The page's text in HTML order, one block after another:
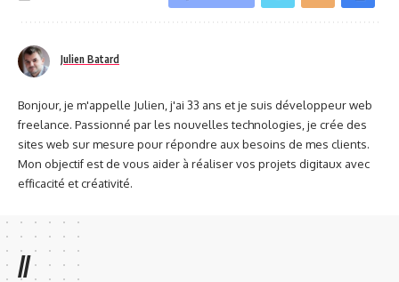
Julien Batard
Bonjour, je m'appelle Julien, j'ai 33 ans et je suis développeur web
freelance. Passionné par les nouvelles technologies, je crée des
sites web sur mesure pour répondre aux besoins de mes clients.
Mon objectif est de vous aider à réaliser vos projets digitaux avec
efficacité et créativité.
//